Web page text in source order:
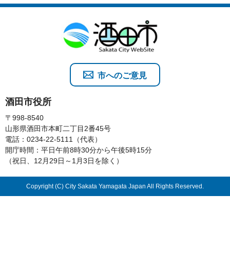
酒田市役所
〒998-8540
山形県酒田市本町二丁目2番45号
電話：0234-22-5111（代表）
開庁時間：平日午前8時30分から午後5時15分
（祝日、12月29日～1月3日を除く）
市へのご意見
Copyright (C) City Sakata Yamagata Japan All Rights Reserved.